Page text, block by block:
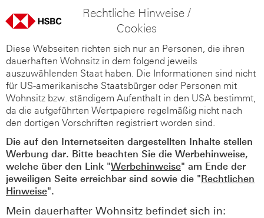
Rechtliche Hinweise /
Cookies
Diese Webseiten richten sich nur an Personen, die ihren
dauerhaften Wohnsitz in dem folgend jeweils
auszuwählenden Staat haben. Die Informationen sind nicht
für US-amerikanische Staatsbürger oder Personen mit
Wohnsitz bzw. ständigem Aufenthalt in den USA bestimmt,
da die aufgeführten Wertpapiere regelmäßig nicht nach
den dortigen Vorschriften registriert worden sind.
Die auf den Internetseiten dargestellten Inhalte stellen
Werbung dar. Bitte beachten Sie die Werbehinweise,
welche über den Link "Werbehinweise" am Ende der
jeweiligen Seite erreichbar sind sowie die "Rechtlichen
Hinweise".
Mein dauerhafter Wohnsitz befindet sich in: